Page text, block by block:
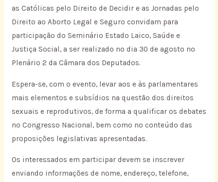
as Católicas pelo Direito de Decidir e as Jornadas pelo
Direito ao Aborto Legal e Seguro convidam para
participação do Seminário Estado Laico, Saúde e
Justiça Social, a ser realizado no dia 30 de agosto no
Plenário 2 da Câmara dos Deputados.
Espera-se, com o evento, levar aos e às parlamentares
mais elementos e subsídios na questão dos direitos
sexuais e reprodutivos, de forma a qualificar os debates
no Congresso Nacional, bem como no conteúdo das
proposições legislativas apresentadas.
Os interessados em participar devem se inscrever
enviando informações de nome, endereço, telefone,